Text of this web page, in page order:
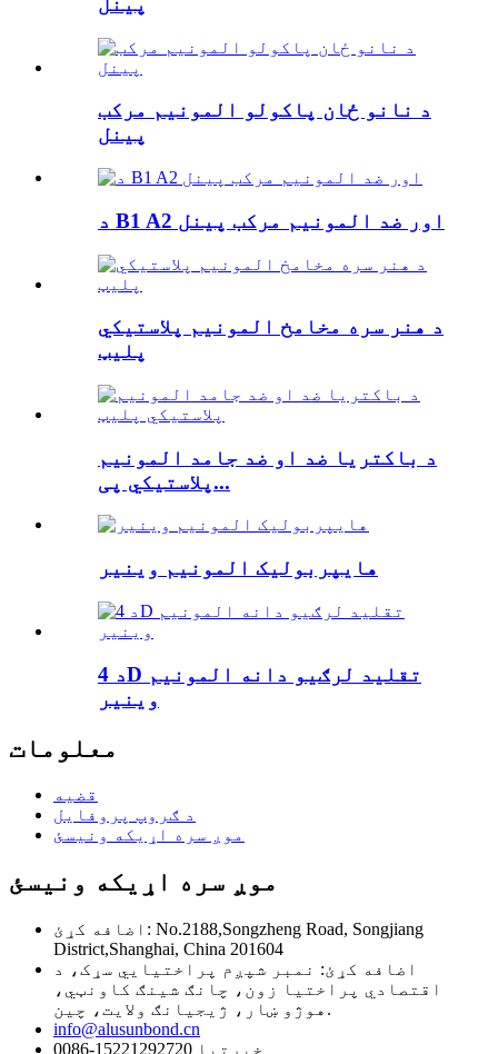
د نانو ځان پاکولو المونیم مرکب
پینل
د B1 A2 اور ضد المونیم مرکب پینل
د هنر سره مخامخ المونیم پلاستيکي
پلیټ
د باکتریا ضد او ضد جامد المونیم
پلاستيکي پی...
هایپربولیک المونیم وینیر
د 4D تقلید لرګیو دانه المونیم
وینیر
معلومات
قضیه
د ګروپ پروفایل
موږ سره اړیکه ونیسئ
موږ سره اړیکه ونیسئ
اضافه کړئ: No.2188,Songzheng Road, Songjiang
District,Shanghai, China 201604
اضافه کړئ: نمبر شپږم پراختیایي سړک، د
اقتصادي پراختیا زون، چانګ شینګ کاونټي،
هوژو ښار، ژیجیانګ ولایت، چین.
info@alusunbond.cn
0086-15221292720 خبرتیا